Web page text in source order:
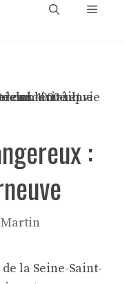
Menu
:
la Seine-Saint-